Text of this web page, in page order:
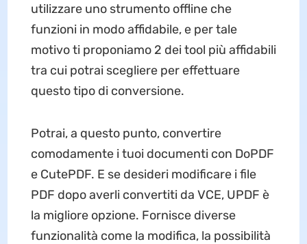
utilizzare uno strumento offline che
funzioni in modo affidabile, e per tale
motivo ti proponiamo 2 dei tool più affidabili
tra cui potrai scegliere per effettuare
questo tipo di conversione.
Potrai, a questo punto, convertire
comodamente i tuoi documenti con DoPDF
e CutePDF. E se desideri modificare i file
PDF dopo averli convertiti da VCE, UPDF è
la migliore opzione. Fornisce diverse
funzionalità come la modifica, la possibilità